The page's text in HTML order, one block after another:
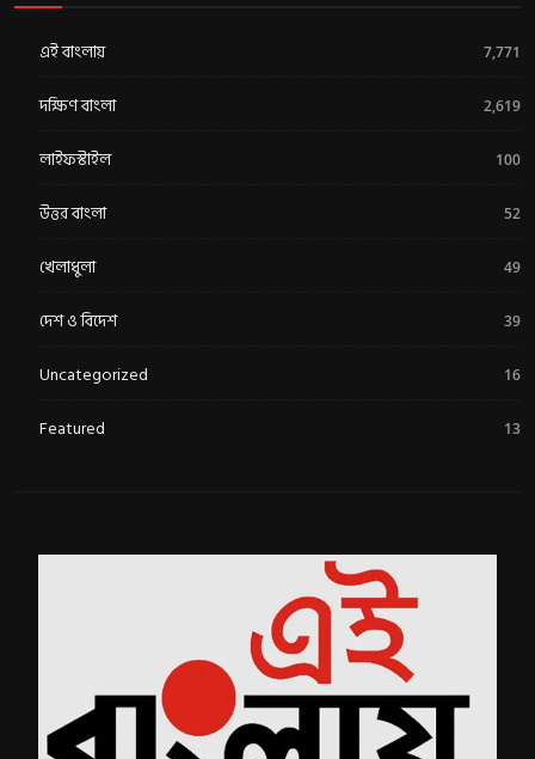
এই বাংলায় 7,771
দক্ষিণ বাংলা 2,619
লাইফস্টাইল 100
উত্তর বাংলা 52
খেলাধুলা 49
দেশ ও বিদেশ 39
Uncategorized 16
Featured 13